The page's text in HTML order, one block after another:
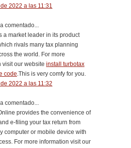
2022 a las 11:31
comentado...
a market leader in its product
rivals many tax planning
the world. For more
visit our website install turbotax
code.This is very comfy for you.
2022 a las 11:32
comentado...
provides the convenience of
e-filing your tax return from
computer or mobile device with
For more information visit our